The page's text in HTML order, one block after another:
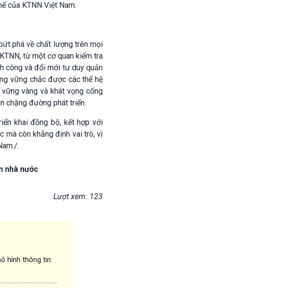
của KTNN Việt Nam.
phá về chất lượng trên mọi
từ một cơ quan kiểm tra
công và đổi mới tư duy quản
vững chắc được các thế hệ
vàng và khát vọng cống
chặng đường phát triển.
khai đồng bộ, kết hợp với
mà còn khẳng định vai trò, vị
.
nhà nước
Lượt xem: 123
hình thông tin